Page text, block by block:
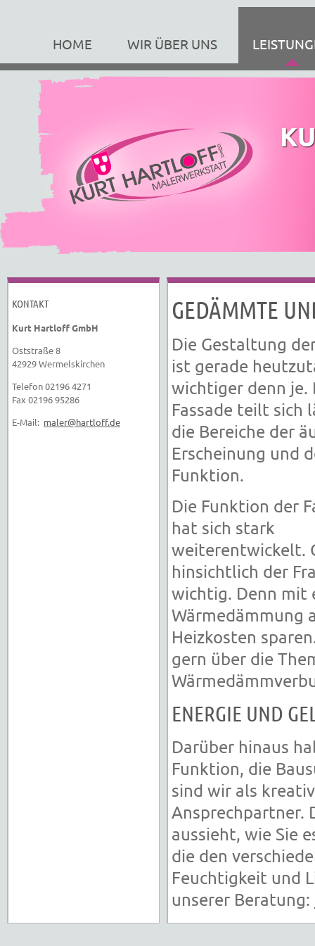
HOME WIR ÜBER UNS
KONTAKT
Kurt Hartloff GmbH
Oststraße 8
42929 Wermelskirchen
Telefon 02196 4271
Fax 02196 95286
E-Mail: maler@hartloff.de
GEDÄMMTE
Die Gestaltung
ist gerade
wichtiger denn je.
Fassade teilt sich
die Bereiche der
Erscheinung und
Funktion.
Die Funktion der
hat sich stark
weiterentwickelt.
hinsichtlich der
wichtig. Denn mit
Wärmedämmung
Heizkosten
gern über die
ENERGIE UND
Darüber hinaus
Funktion, die
sind wir als
Ansprechpartner.
aussieht, wie Sie
die den
Feuchtigkeit und
unserer Beratung: